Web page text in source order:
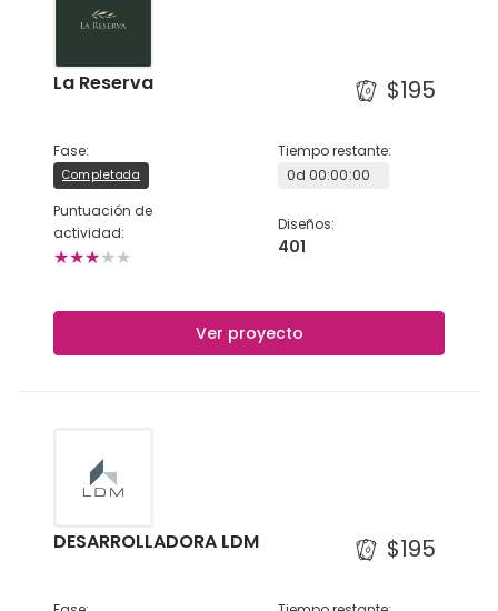
La Reserva $195
Fase:
Completada
Tiempo restante:
0d 00:00:00
Puntuación de
actividad:
★★★★★
Diseños:
401
Ver proyecto
DESARROLLADORA LDM $195